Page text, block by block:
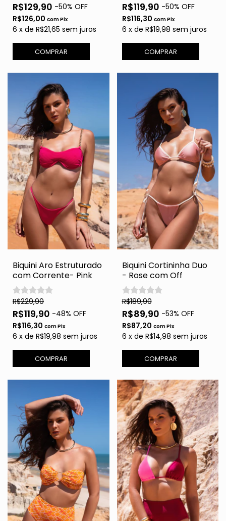
R$129,90 -50% OFF
R$126,00 comPix
6 x de R$21,65 sem juros
COMPRAR
R$119,90 -50% OFF
R$116,30 comPix
6 x de R$19,98 sem juros
COMPRAR
Biquini Aro Estruturado
com Corrente- Pink
R$229,90
R$119,90 -48% OFF
R$116,30 comPix
6 x de R$19,98 sem juros
COMPRAR
Biquini Cortininha Duo
- Rose com Off
R$189,90
R$89,90 -53% OFF
R$87,20 comPix
6 x de R$14,98 sem juros
COMPRAR